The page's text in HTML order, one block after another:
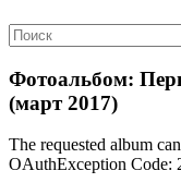
Фотоальбом:
(март 2017)
The requested album
OAuthException Code: